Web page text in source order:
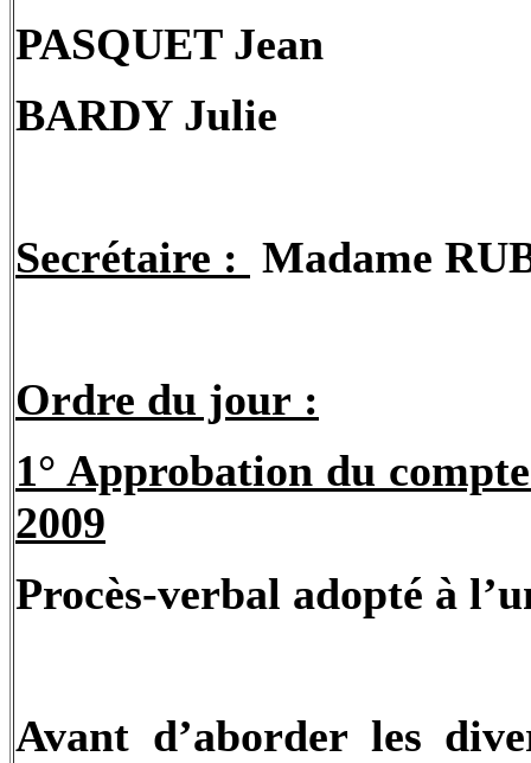
PASQUET Jean
BARDY Julie
Secrétaire : Madame
Ordre du jour :
1° Approbation du
2009
Procès-verbal adopté à
Avant d’aborder les